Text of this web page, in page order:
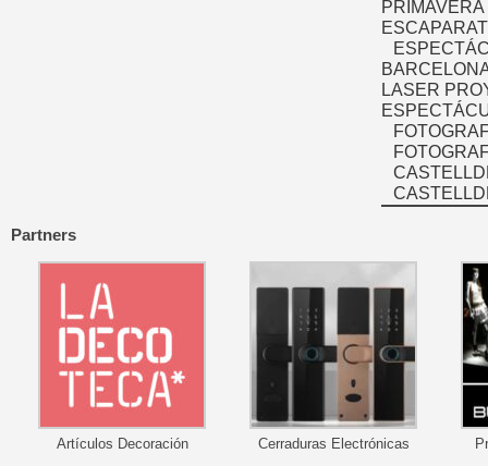
PRIMAVERA
LASER
Partners
Artículos Decoración Cerraduras Electrónicas